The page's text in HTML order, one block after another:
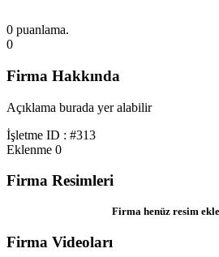
0 puanlama.
0
Firma Hakkında
Açıklama burada yer alabilir
İşletme ID : #313
Eklenme 0
Firma Resimleri
Firma henüz resim
Firma Videoları